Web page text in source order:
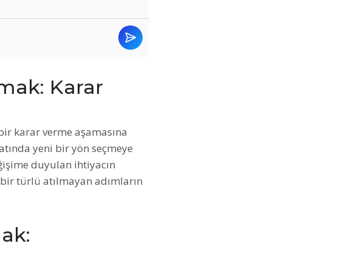
Karar
karar verme aşamasına
yeni bir yön seçmeye
duyulan ihtiyacın
türlü atılmayan adımların